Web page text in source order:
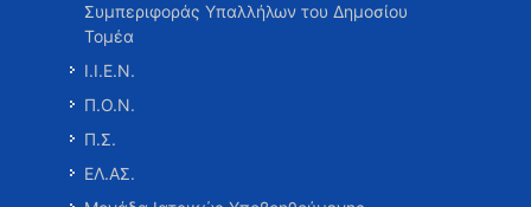
Συμπεριφοράς Υπαλλήλων του Δημοσίου
Τομέα
Ι.Ι.Ε.Ν.
Π.Ο.Ν.
Π.Σ.
ΕΛ.ΑΣ.